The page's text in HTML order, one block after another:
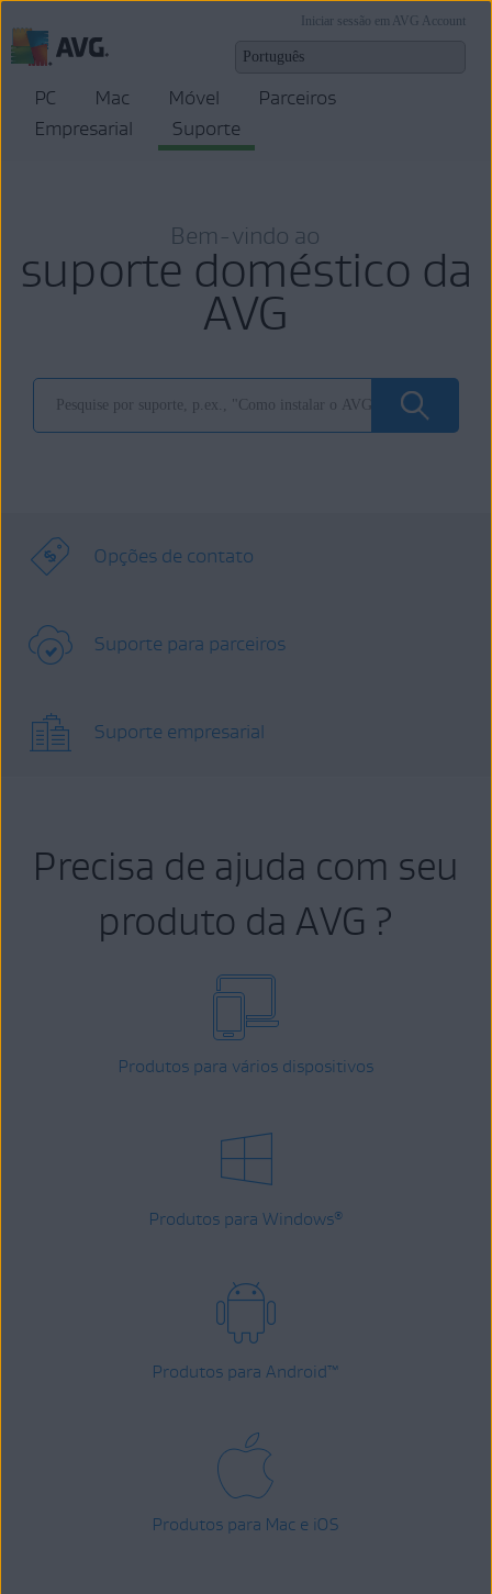
Iniciar sessão em AVG Account
PC Mac Móvel
Parceiros
Empresarial
Suporte
Bem-vindo ao
suporte doméstico da
AVG
Opções de contato
Suporte para parceiros
Suporte empresarial
Precisa de ajuda com seu
produto da AVG ?
Produtos para vários dispositivos
Produtos para Windows®
Produtos para Android™
Produtos para Mac e iOS